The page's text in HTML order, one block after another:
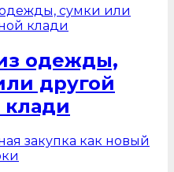
одежды,
другой
клади